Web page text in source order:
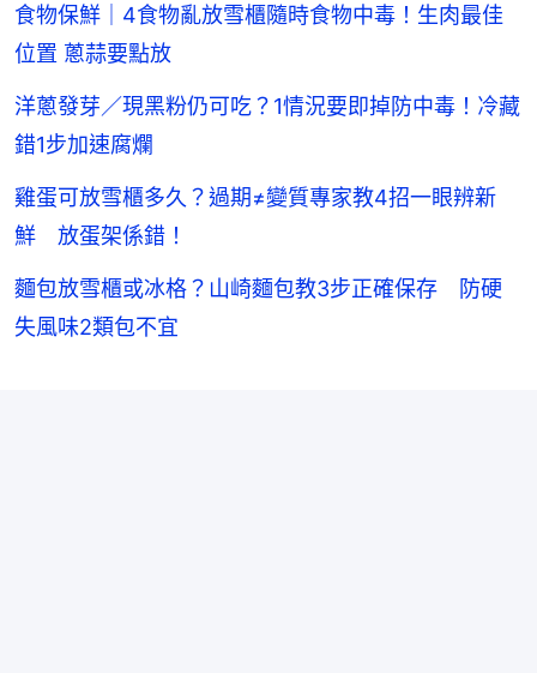
食物保鮮｜4食物亂放雪櫃隨時食物中毒！生肉最佳
位置 蔥蒜要點放
洋蔥發芽／現黑粉仍可吃？1情況要即掉防中毒！冷藏
錯1步加速腐爛
雞蛋可放雪櫃多久？過期≠變質專家教4招一眼辨新
鮮 放蛋架係錯！
麵包放雪櫃或冰格？山崎麵包教3步正確保存 防硬
失風味2類包不宜